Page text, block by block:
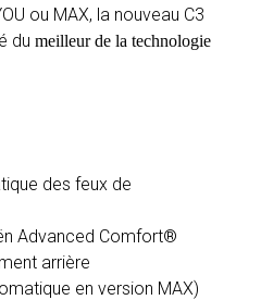
ou MAX, la nouveau C3
du meilleur de la technologie
des feux de
Advanced Comfort®
arrière
en version MAX)